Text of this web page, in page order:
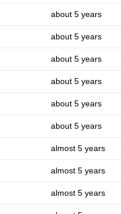
about 5 years
about 5 years
about 5 years
about 5 years
about 5 years
about 5 years
almost 5 years
almost 5 years
almost 5 years